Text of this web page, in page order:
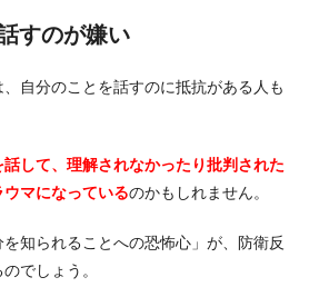
すのが嫌い
自分のことを話すのに抵抗がある人も
して、理解されなかったり批判された
マになっているのかもしれません。
知られることへの恐怖心」が、防衛反
でしょう。